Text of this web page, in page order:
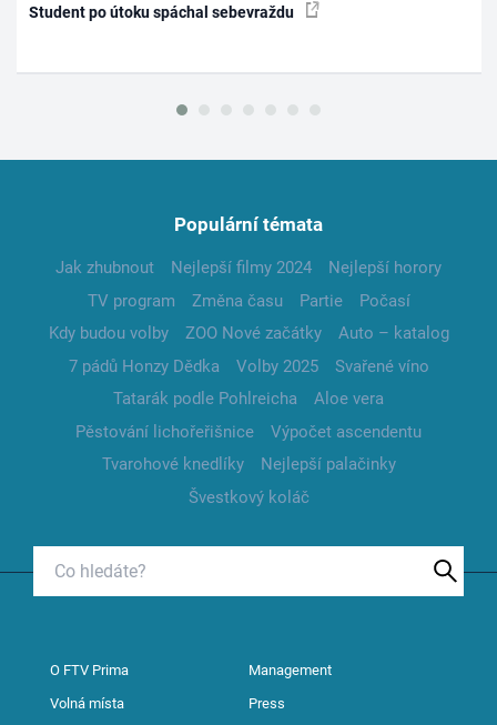
Student po útoku spáchal sebevraždu
Populární témata
Jak zhubnout Nejlepší filmy 2024
Nejlepší horory
TV program
Změna času Partie
Počasí
Kdy budou volby
ZOO Nové začátky
Auto – katalog
7 pádů Honzy Dědka
Volby 2025
Svařené víno
Tatarák podle Pohlreicha
Aloe vera
Pěstování lichořeřišnice
Výpočet ascendentu
Tvarohové knedlíky
Nejlepší palačinky
Švestkový koláč
O FTV Prima Management
Volná místa Press